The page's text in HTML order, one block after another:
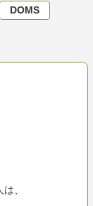
DOMS
、